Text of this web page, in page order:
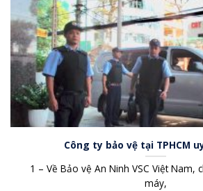
Công ty bảo vệ tại TPHCM
1 – Về Bảo vệ An Ninh VSC Việt Nam,
máy,